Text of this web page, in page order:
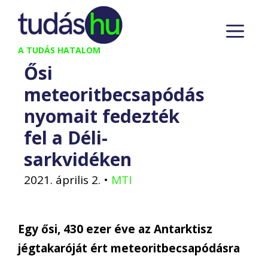
Kilépés
tartalomba
A TUDÁS HATALOM
Ősi
meteoritbecsapódás
nyomait fedezték
fel a Déli-
sarkvidéken
2021. április 2. • MTI
Egy ősi, 430 ezer éve az Antarktisz
jégtakaróját ért meteoritbecsapódásra